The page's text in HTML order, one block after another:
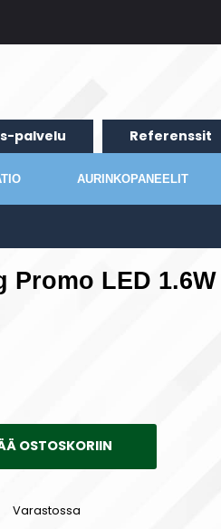
palvelu Referenssit
AURINKOPANEELIT
Promo LED 1.6W
OSTOSKORIIN
Varastossa